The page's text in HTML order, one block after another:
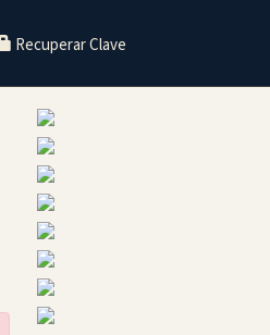
Recuperar Clave